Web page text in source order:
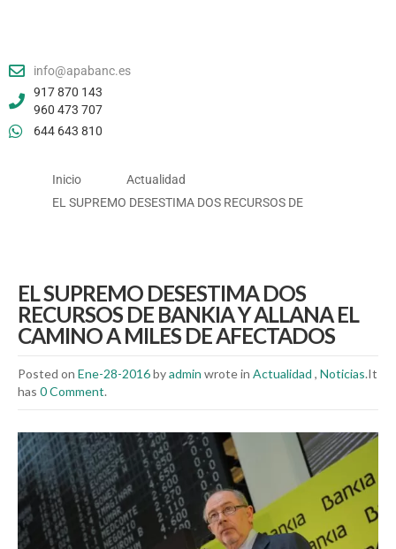
info@apabanc.es
917 870 143
960 473 707
644 643 810
Inicio
Actualidad
EL SUPREMO DESESTIMA DOS RECURSOS DE
EL SUPREMO DESESTIMA DOS
RECURSOS DE BANKIA Y ALLANA EL
CAMINO A MILES DE AFECTADOS
Posted on Ene-28-2016byadmin wrote in Actualidad , Noticias.It
has 0 Comment.